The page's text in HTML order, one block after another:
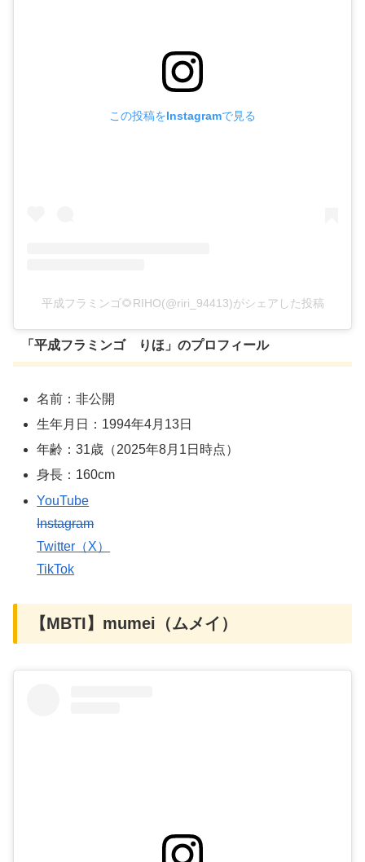
この投稿をInstagramで見る
平成フラミンゴ🌻RIHO(@riri_94413)がシェアした投稿
「平成フラミンゴ りほ」のプロフィール
名前：非公開
生年月日：1994年4月13日
年齢：31歳（2025年8月1日時点）
身長：160cm
YouTube
Instagram
Twitter（X）
TikTok
【MBTI】mumei（ムメイ）